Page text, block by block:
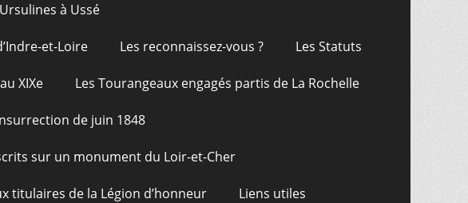
à Ussé
et-Loire Les reconnaissez-vous ? Les Statuts
XIXe Les Tourangeaux engagés partis de La Rochelle
de juin 1848
sur un monument du Loir-et-Cher
titulaires de la Légion d’honneur Liens utiles